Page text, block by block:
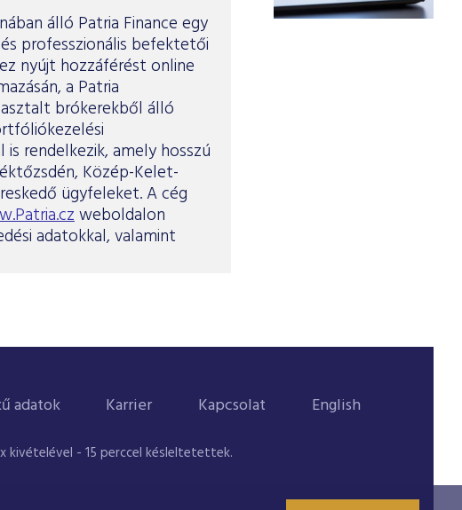
álló Patria Finance egy
professzionális befektetői
nyújt hozzáférést online
a Patria
brókerekből álló
rendelkezik, amely hosszú
Közép-Kelet-
ügyfeleket. A cég
weboldalon
adatokkal, valamint
adatok Karrier Kapcsolat English
kivételével - 15 perccel késleltetettek.